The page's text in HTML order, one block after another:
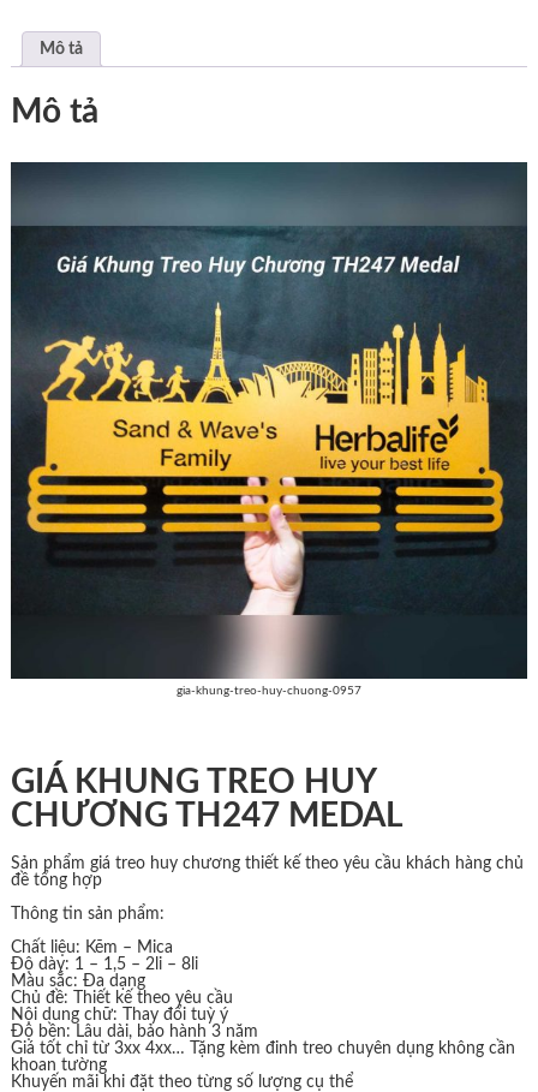
Mô tả
Mô tả
gia-khung-treo-huy-chuong-0957
GIÁ KHUNG TREO HUY
CHƯƠNG TH247 MEDAL
Sản phẩm giá treo huy chương thiết kế theo yêu cầu khách hàng chủ
đề tổng hợp
Thông tin sản phẩm:
Chất liệu: Kẽm – Mica
Độ dày: 1 – 1,5 – 2li – 8li
Màu sắc: Đa dạng
Chủ đề: Thiết kế theo yêu cầu
Nội dung chữ: Thay đổi tuỳ ý
Độ bền: Lâu dài, bảo hành 3 năm
Giá tốt chỉ từ 3xx 4xx… Tặng kèm đinh treo chuyên dụng không cần
khoan tường
Khuyến mãi khi đặt theo từng số lượng cụ thể